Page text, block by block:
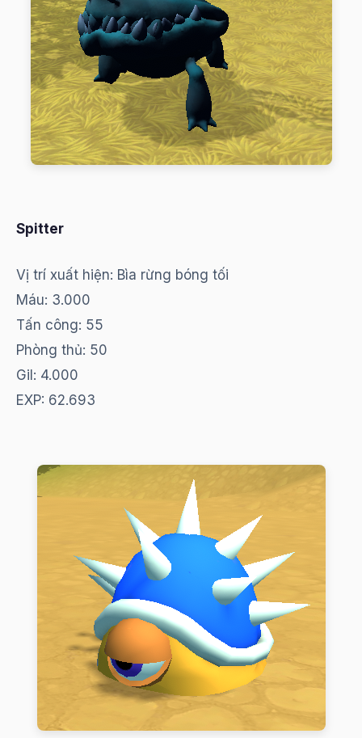
Spitter
Vị trí xuất hiện: Bìa rừng bóng tối
Máu: 3.000
Tấn công: 55
Phòng thủ: 50
Gil: 4.000
EXP: 62.693